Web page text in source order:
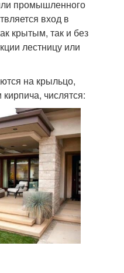
промышленного
вход в
крытым, так и без
лестницу или
на крыльцо,
числятся: